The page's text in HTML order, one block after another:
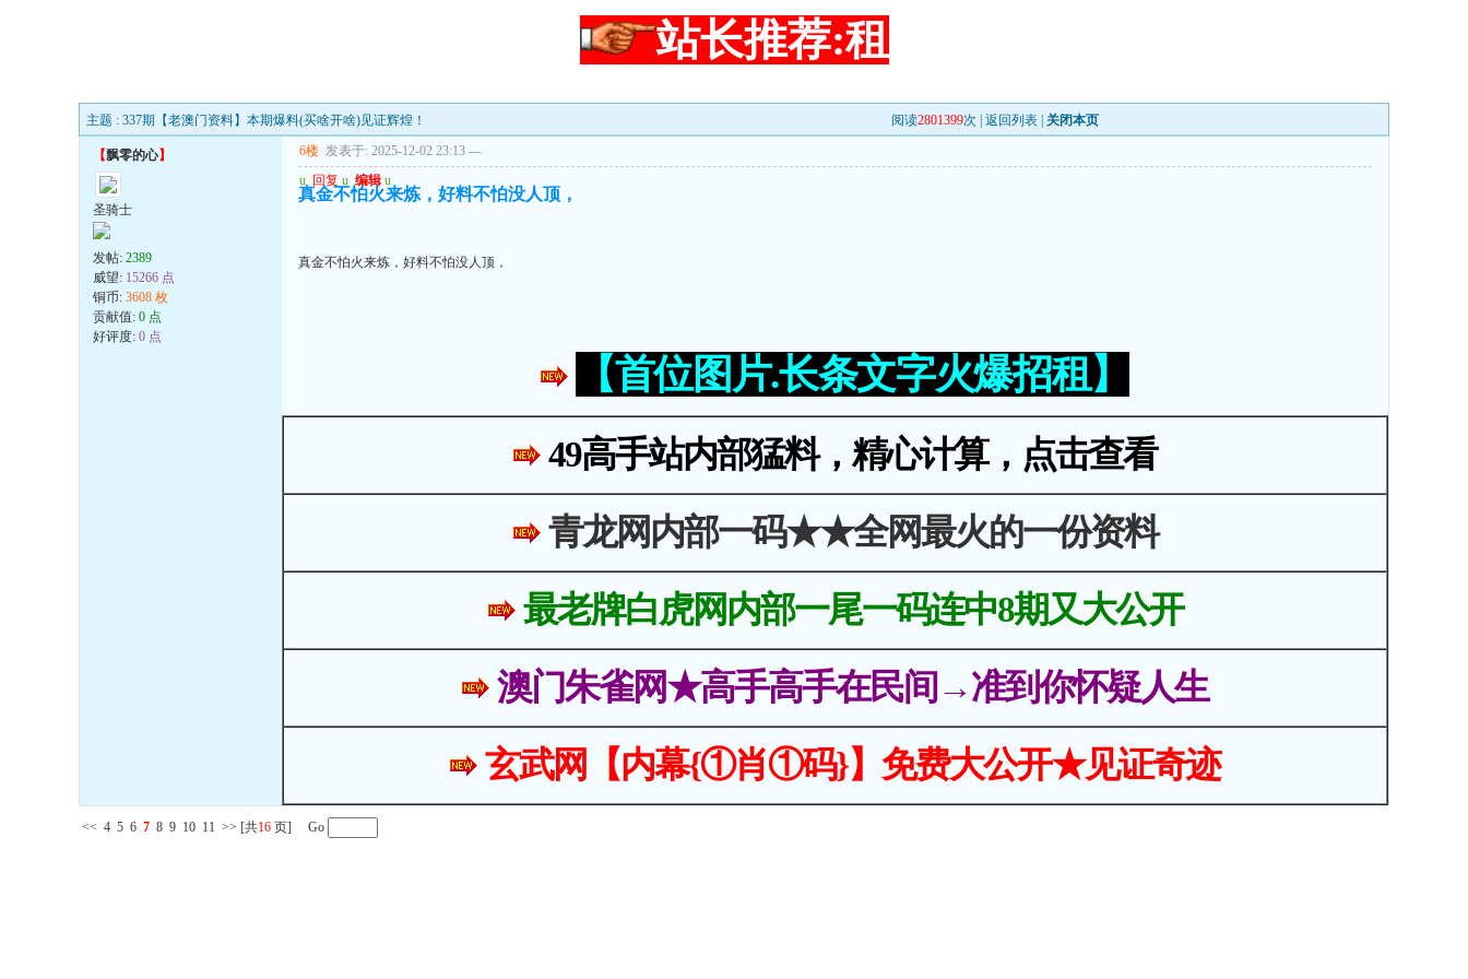
站长推荐:租
主题 : 337期【老澳门资料】本期爆料(买啥开啥)见证辉煌！ 阅读2801399次 | 返回列表 关闭本页
【飘零的心】
圣骑士
发帖: 2389
威望: 15266 点
铜币: 3608 枚
贡献值: 0 点
好评度: 0 点
6楼 发表于: 2025-12-02 23:13 ---
u 回复 u 编辑 u
真金不怕火来炼，好料不怕没人顶，
真金不怕火来炼，好料不怕没人顶，
【首位图片.长条文字火爆招租】
49高手站内部猛料，精心计算，点击查看
青龙网内部一码★★全网最火的一份资料
最老牌白虎网内部一尾一码连中8期又大公开
澳门朱雀网★高手高手在民间→准到你怀疑人生
玄武网【内幕{①肖①码}】免费大公开★见证奇迹
<< 4 5 6 7 8 9 10 11 >> [共16 页] Go